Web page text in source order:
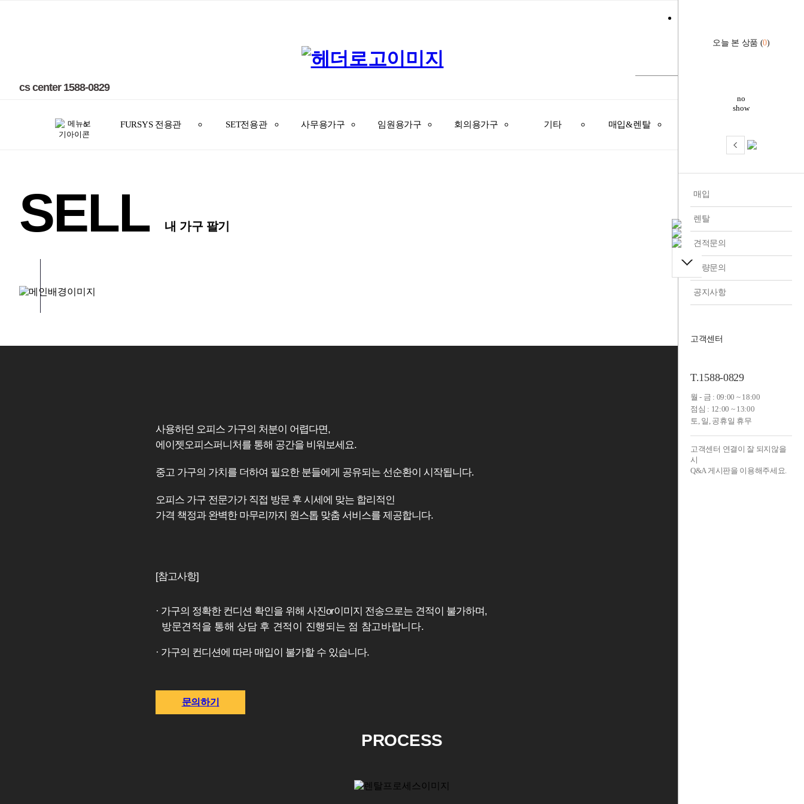
오늘 본 상품 (0)
no
show
매입
렌탈
견적문의
대량문의
공지사항
고객센터
T.1588-0829
월 - 금 : 09:00 ~ 18:00
점심 : 12:00 ~ 13:00
토, 일, 공휴일 휴무
고객센터 연결이 잘 되지않을
시
Q&A 게시판을 이용해주세요.
cs center 1588-0829
FURSYS 전용관 SET전용관 사무용가구 임원용가구 회의용가구 기타 매입&렌탈
SELL 내 가구 팔기
사용하던 오피스 가구의 처분이 어렵다면,
에이젯오피스퍼니처를 통해 공간을 비워보세요.
중고 가구의 가치를 더하여 필요한 분들에게 공유되는 선순환이 시작됩니다.
오피스 가구 전문가가 직접 방문 후 시세에 맞는 합리적인
가격 책정과 완벽한 마무리까지 원스톱 맞춤 서비스를 제공합니다.
[참고사항]
· 가구의 정확한 컨디션 확인을 위해 사진or이미지 전송으로는 견적이 불가하며,
방문견적을 통해 상담 후 견적이 진행되는 점 참고바랍니다.
· 가구의 컨디션에 따라 매입이 불가할 수 있습니다.
문의하기
PROCESS